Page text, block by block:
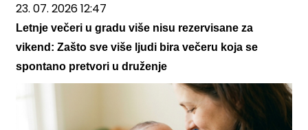
23. 07. 2026 12:47
Letnje večeri u gradu više nisu rezervisane za
vikend: Zašto sve više ljudi bira večeru koja se
spontano pretvori u druženje